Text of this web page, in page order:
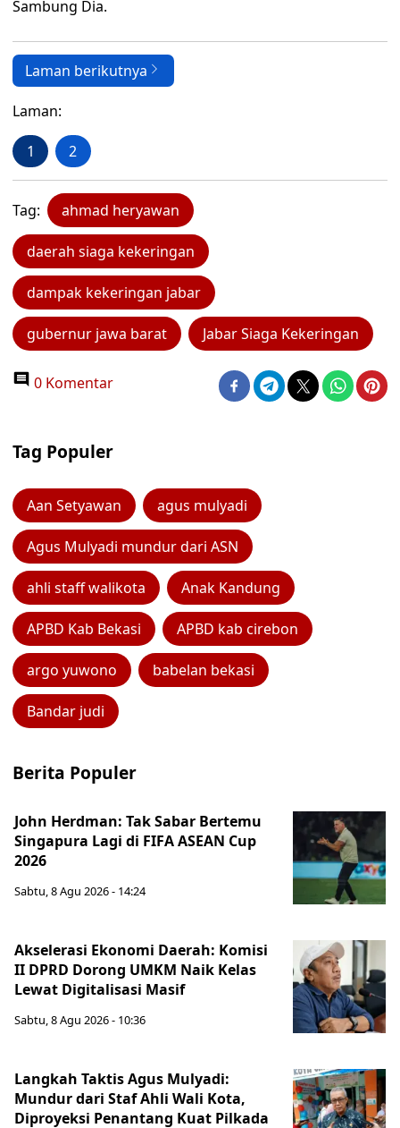
Sambung Dia.
Laman berikutnya
Laman:
1 2
Tag: ahmad heryawan
daerah siaga kekeringan
dampak kekeringan jabar
gubernur jawa barat Jabar Siaga Kekeringan
0 Komentar
Tag Populer
Aan Setyawan agus mulyadi
Agus Mulyadi mundur dari ASN
ahli staff walikota Anak Kandung
APBD Kab Bekasi APBD kab cirebon
argo yuwono babelan bekasi
Bandar judi
Berita Populer
John Herdman: Tak Sabar Bertemu
Singapura Lagi di FIFA ASEAN Cup
2026
Sabtu, 8 Agu 2026 - 14:24
Akselerasi Ekonomi Daerah: Komisi
II DPRD Dorong UMKM Naik Kelas
Lewat Digitalisasi Masif
Sabtu, 8 Agu 2026 - 10:36
Langkah Taktis Agus Mulyadi:
Mundur dari Staf Ahli Wali Kota,
Diproyeksi Penantang Kuat Pilkada